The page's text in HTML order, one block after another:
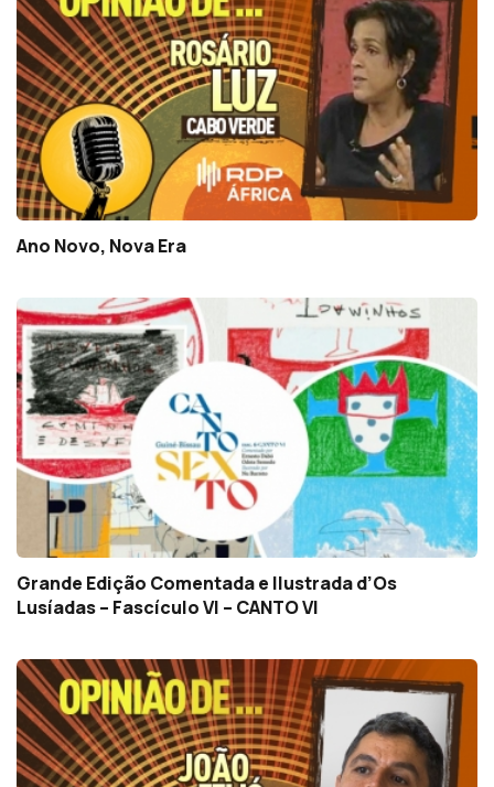
Ano Novo, Nova Era
Grande Edição Comentada e Ilustrada d’Os
Lusíadas – Fascículo VI – CANTO VI